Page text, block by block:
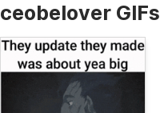
ceobelover GIFs